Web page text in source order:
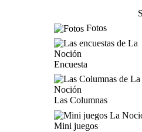
Fotos
Encuesta
Las Columnas
Mini juegos